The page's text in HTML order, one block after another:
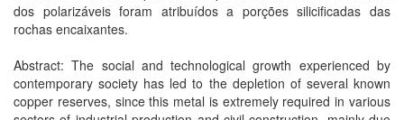
dos polarizáveis foram atribuídos a porções silicificadas das
rochas encaixantes.
Abstract: The social and technological growth experienced by
contemporary society has led to the depletion of several known
copper reserves, since this metal is extremely required in various